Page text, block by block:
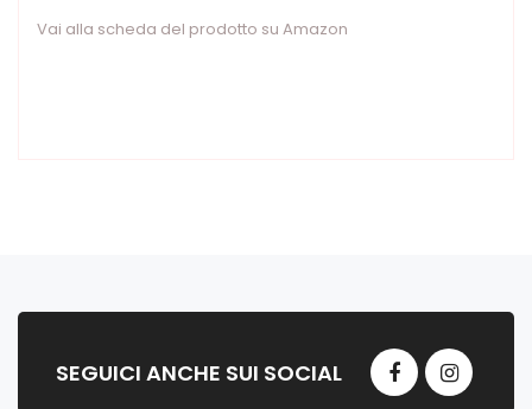
Vai alla scheda del prodotto su Amazon
SEGUICI ANCHE SUI SOCIAL